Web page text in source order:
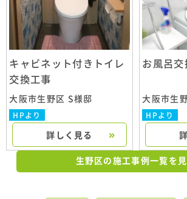
キャビネット付きトイレ
交換工事
大阪市生野区 S様邸
HPより
詳しく見る
お風呂交
大阪市生
HPより
生野区の施工事例一覧を